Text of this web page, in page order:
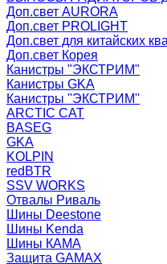
Доп.свет AURORA
Доп.свет PROLIGHT
Доп.свет для китайских
Доп.свет Корея
Канистры "ЭКСТРИМ"
Канистры GKA
Канистры ''ЭКСТРИМ''
ARCTIC CAT
BASEG
GKA
KOLPIN
redBTR
SSV WORKS
Отвалы Риваль
Шины Deestone
Шины Kenda
Шины КАМА
Защита GAMAX